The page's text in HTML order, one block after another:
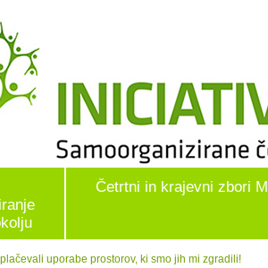
Četrtni in krajevni zbori
uporabe prostorov, ki smo jih mi zgradili!